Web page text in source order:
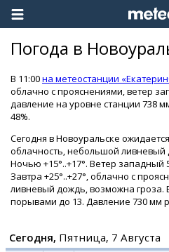
Погода в
В 11:00на метеостанции
облачно с прояснениями, ветер
давление на уровне станции 738
48%.
Сегодня в Новоуральске
облачность, небольшой ливневый
Ночью +15°..+17°. Ветер западный
Завтра +25°..+27°, облачно с
ливневый дождь, возможна гроза.
порывами до 13. Давление 730 мм
Сегодня, Пятница, 7 Августа